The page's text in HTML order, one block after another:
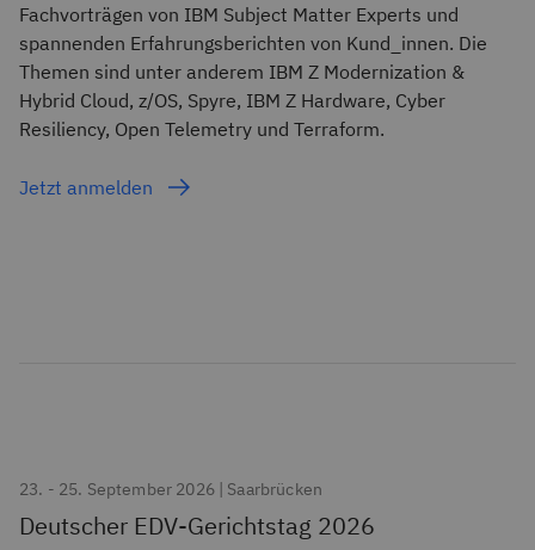
Fachvorträgen von IBM Subject Matter Experts und
spannenden Erfahrungsberichten von Kund_innen. Die
Themen sind unter anderem IBM Z Modernization &
Hybrid Cloud, z/OS, Spyre, IBM Z Hardware, Cyber
Resiliency, Open Telemetry und Terraform.
Jetzt anmelden
23. - 25. September 2026 | Saarbrücken
Deutscher EDV-Gerichtstag 2026